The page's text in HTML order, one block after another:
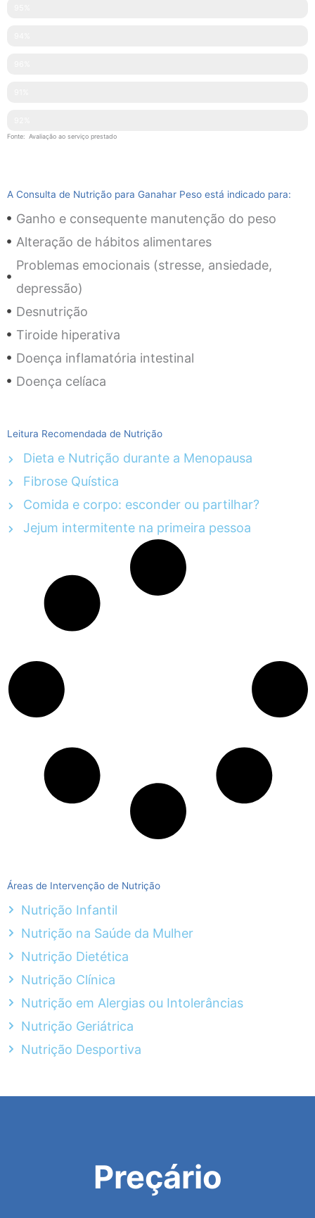
Fonte: Avaliação ao serviço prestado
A Consulta de Nutrição para Ganahar Peso está indicado para:
Ganho e consequente manutenção do peso
Alteração de hábitos alimentares
Problemas emocionais (stresse, ansiedade,
depressão)
Desnutrição
Tiroide hiperativa
Doença inflamatória intestinal
Doença celíaca
Leitura Recomendada de Nutrição
Dieta e Nutrição durante a Menopausa
Fibrose Quística
Comida e corpo: esconder ou partilhar?
Jejum intermitente na primeira pessoa
Áreas de Intervenção de Nutrição
Nutrição Infantil
Nutrição na Saúde da Mulher
Nutrição Dietética
Nutrição Clínica
Nutrição em Alergias ou Intolerâncias
Nutrição Geriátrica
Nutrição Desportiva
Preçário